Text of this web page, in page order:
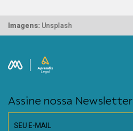
Imagens: Unsplash
Assine nossa Newsletter
SEU E-MAIL